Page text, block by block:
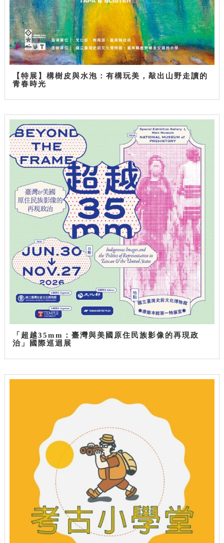
【特展】構樹皮與水泡：有構玩美，敲出山野走讀的
青春時光
「超越35mm：臺灣與美國原住民族影像的再現政
治」國際巡迴展